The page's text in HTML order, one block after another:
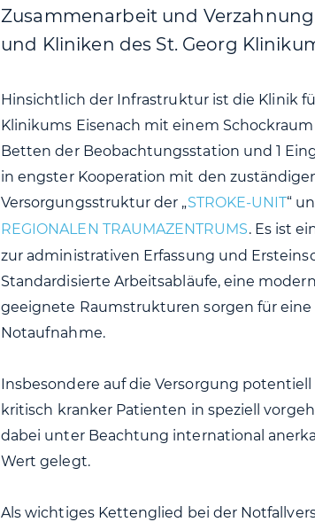
Zusammenarbeit und
und Kliniken des St. Georg
Hinsichtlich der Infrastruktur ist die Klinik
Klinikums Eisenach mit einem
Betten der Beobachtungsstation und 1
in engster Kooperation mit den
Versorgungsstruktur der „STROKE-UNIT“
REGIONALEN TRAUMAZENTRUMS. Es ist
zur administrativen Erfassung und
Standardisierte Arbeitsabläufe, eine
geeignete Raumstrukturen sorgen für
Notaufnahme.
Insbesondere auf die Versorgung
kritisch kranker Patienten in speziell
dabei unter Beachtung international
Wert gelegt.
Als wichtiges Kettenglied bei der